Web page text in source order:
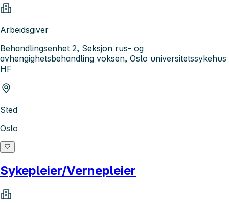
Arbeidsgiver
Behandlingsenhet 2, Seksjon rus- og
avhengighetsbehandling voksen, Oslo universitetssykehus
HF
Sted
Oslo
Sykepleier/Vernepleier